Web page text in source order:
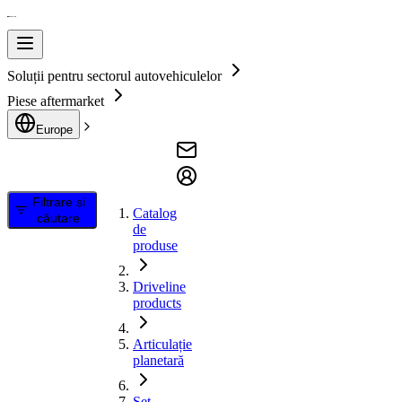
Soluții pentru sectorul autovehiculelor
Piese aftermarket
Europe
Filtrare și
căutare
Catalog
de
produse
Driveline
products
Articulație
planetară